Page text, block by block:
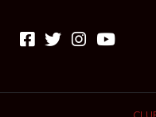
poderão causar danos.
(médium) conhecedor,